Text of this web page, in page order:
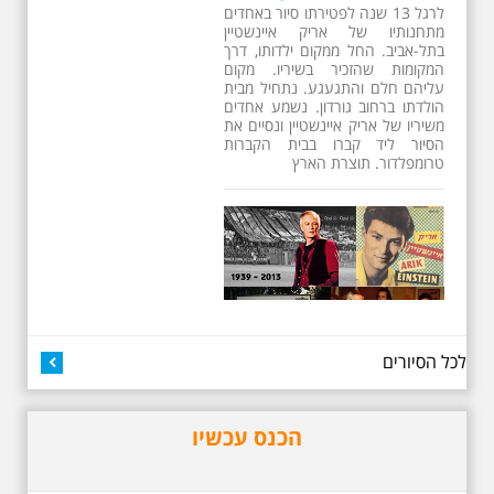
26.6.2026 - שישי בבוקר
ב 10:00 אריק איינשטיין
סיור מיוחד בעקבות חייו
ושיריו - עטור מצחך זהב
שחור תחנות תל אביביות
מחייו של אריק איינשטיין -
מתאים גם למשפחות -
תוצרת הארץ
13 שנים לפטירתו של זמר ענק. סיור
באחדים מתחנותיו של אריק איינשטיין
בתל-אביב. החל ממקום ילדותו, דרך
המקומות שהזכיר בשיריו. מקום
עליהם חלם והתגעגע. נתחיל מבית
הולדתו ברחוב גורדון. נשמע אחדים
משיריו של אריק איינשטיין ונסיים את
לכל הסיורים
הכנס עכשיו